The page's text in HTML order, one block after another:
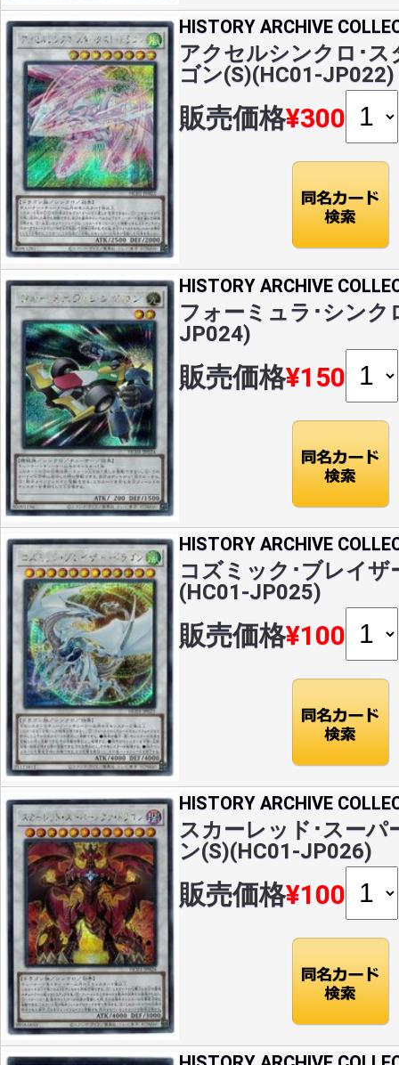
HISTORY ARCHIVE
アクセルシンクロ･ス
ゴン(S)(HC01-JP022)
販売価格¥300
HISTORY ARCHIVE
フォーミュラ･シンク
JP024)
販売価格¥150
HISTORY ARCHIVE
コズミック･ブレイザ
(HC01-JP025)
販売価格¥100
HISTORY ARCHIVE
スカーレッド･スーパ
ン(S)(HC01-JP026)
販売価格¥100